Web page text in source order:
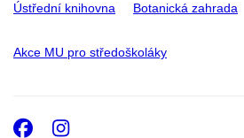
Ústřední knihovna Botanická zahrada
Akce MU pro středoškoláky
Facebook
Instagram